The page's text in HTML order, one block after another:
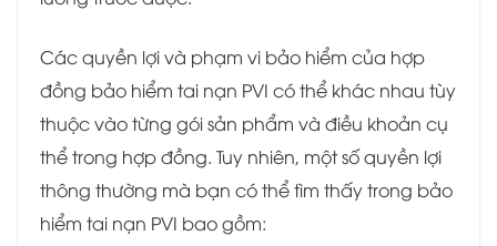
Các quyền lợi và phạm vi bảo hiểm của hợp
đồng bảo hiểm tai nạn PVI có thể khác nhau tùy
thuộc vào từng gói sản phẩm và điều khoản cụ
thể trong hợp đồng. Tuy nhiên, một số quyền lợi
thông thường mà bạn có thể tìm thấy trong bảo
hiểm tai nạn PVI bao gồm: